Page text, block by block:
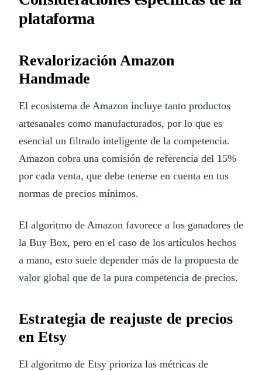
plataforma
Revalorización Amazon
Handmade
El ecosistema de Amazon incluye tanto productos
artesanales como manufacturados, por lo que es
esencial un filtrado inteligente de la competencia.
Amazon cobra una comisión de referencia del 15%
por cada venta, que debe tenerse en cuenta en tus
normas de precios mínimos.
El algoritmo de Amazon favorece a los ganadores de
la Buy Box, pero en el caso de los artículos hechos
a mano, esto suele depender más de la propuesta de
valor global que de la pura competencia de precios.
Estrategia de reajuste de precios
en Etsy
El algoritmo de Etsy prioriza las métricas de